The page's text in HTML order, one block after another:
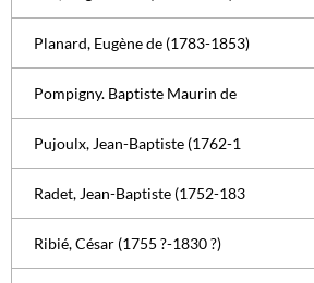
Planard, Eugène de (1783-1853)
Pompigny. Baptiste Maurin de
Pujoulx, Jean-Baptiste (1762-1
Radet, Jean-Baptiste (1752-183
Ribié, César (1755 ?-1830 ?)